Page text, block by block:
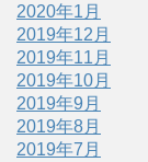
2020年1月
2019年12月
2019年11月
2019年10月
2019年9月
2019年8月
2019年7月